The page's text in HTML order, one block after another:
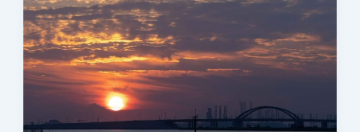
όσα
θα
ήθελα
να
ήξερα